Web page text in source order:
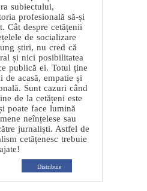
subiectului,
profesională să-și
Cât despre cetățenii
de socializare
știri, nu cred că
și nici posibilitatea
publică ei. Totul ține
de acasă, empatie și
Sunt cazuri când
de la cetățeni este
poate face lumină
neînțelese sau
jurnaliști. Astfel de
cetățenesc trebuie
Distribuie